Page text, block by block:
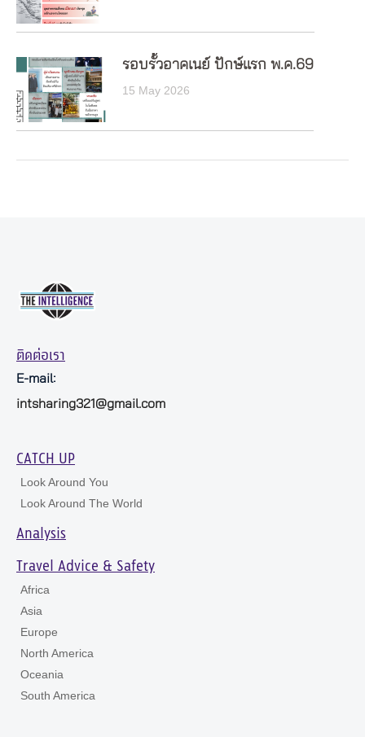
รอบรั้วอาคเนย์ ปักษ์แรก พ.ค.69
15 May 2026
ติดต่อเรา
E-mail:
intsharing321@gmail.com
CATCH UP
Look Around You
Look Around The World
Analysis
Travel Advice & Safety
Africa
Asia
Europe
North America
Oceania
South America